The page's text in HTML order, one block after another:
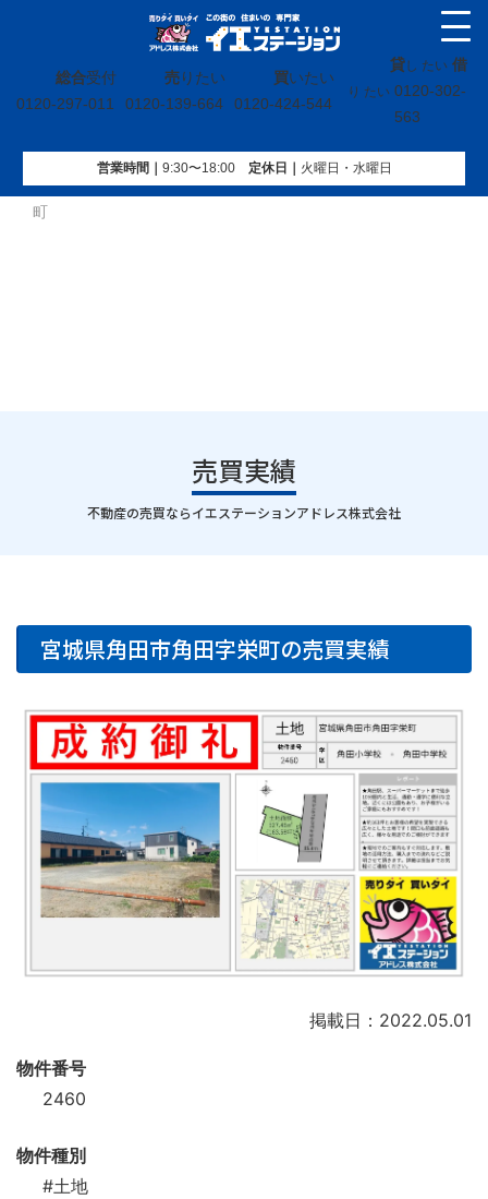
総合受付
0120-297-011
売りたい
0120-139-664
買いたい
0120-424-544
貸し たい 借
り たい 0120-302-
563
営業時間｜ 9:30〜18:00定休⽇｜ 火曜⽇・水曜⽇
イエステーション»売買実績»土地»宮城県角田市角田字栄
町
売買実績
｜
不動産の売買ならイエステーションアドレス株式会社
宮城県角田市角田字栄町の売買実績
掲載日：2022.05.01
物件番号
2460
物件種別
#土地